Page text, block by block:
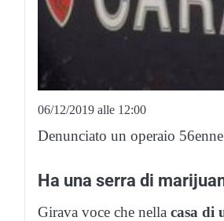
06/12/2019 alle 12:00
Denunciato un operaio
Ha una serra di
Girava voce che nella casa di